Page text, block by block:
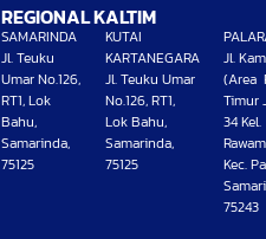
REGIONAL KALTIM
SAMARINDA
Jl. Teuku
Umar No.126,
RT1, Lok
Bahu,
Samarinda,
75125
KUTAI
KARTANEGARA
Jl. Teuku Umar
No.126, RT1,
Lok Bahu,
Samarinda,
75125
Jl.
(Area
Timur
34 Kel.
Kec.
75243